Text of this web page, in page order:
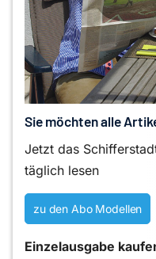
Sie möchten alle
Jetzt das
täglich lesen
zu den Abo Modellen
Einzelausgabe